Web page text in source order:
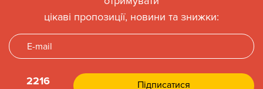
цікаві пропозиції, новини та знижки:
2216